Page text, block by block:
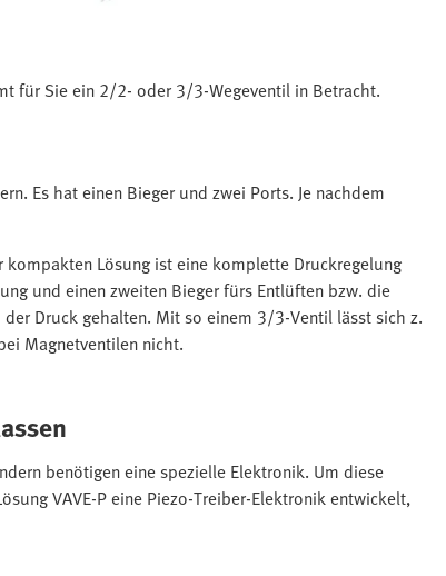
für Sie ein 2/2- oder 3/3-Wegeventil in Betracht.
Es hat einen Bieger und zwei Ports. Je nachdem
Lösung ist eine komplette Druckregelung
und einen zweiten Bieger fürs Entlüften bzw. die
Druck gehalten. Mit so einem 3/3-Ventil lässt sich z.
Magnetventilen nicht.
benötigen eine spezielle Elektronik. Um diese
VAVE-P eine Piezo-Treiber-Elektronik entwickelt,